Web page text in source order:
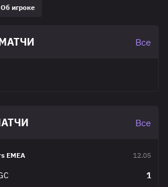
Об игроке
Все
Все
EMEA 12.05
1